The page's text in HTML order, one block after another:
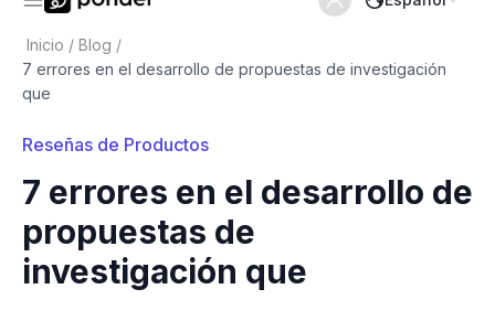
Inicio / Blog /
7 errores en el desarrollo de propuestas de investigación
que
Reseñas de Productos
7 errores en el desarrollo de
propuestas de
investigación que